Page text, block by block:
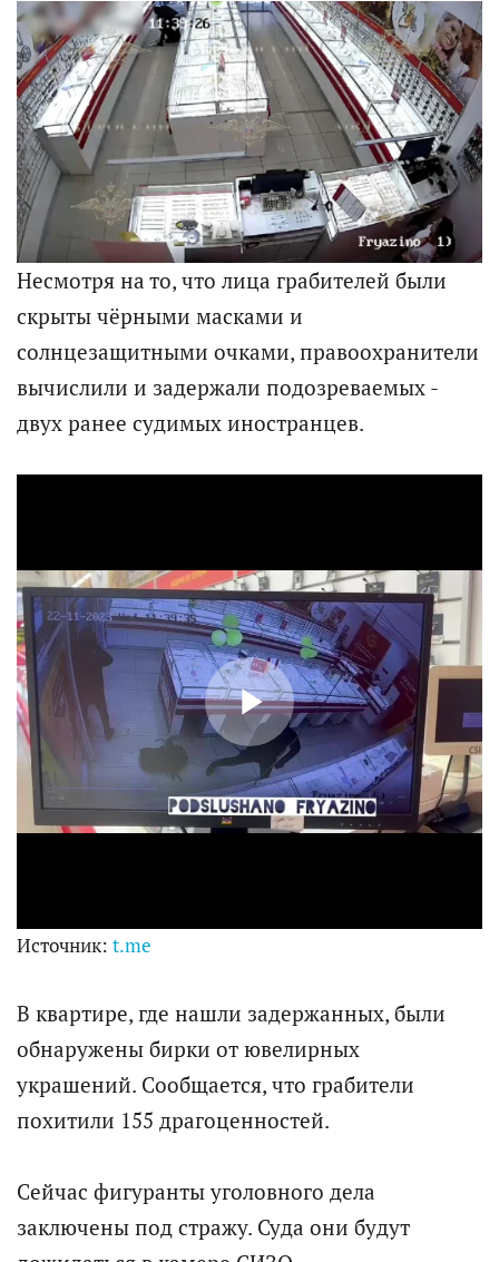
Несмотря на то, что лица грабителей были
скрыты чёрными масками и
солнцезащитными очками, правоохранители
вычислили и задержали подозреваемых -
двух ранее судимых иностранцев.
P
l
y
V
i
d
e
Источник: t.me
В квартире, где нашли задержанных, были
обнаружены бирки от ювелирных
украшений. Сообщается, что грабители
похитили 155 драгоценностей.
Сейчас фигуранты уголовного дела
заключены под стражу. Суда они будут